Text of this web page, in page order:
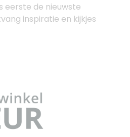
eerste de nieuwste
inspiratie en kijkjes